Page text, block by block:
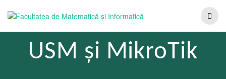
USM și MikroTik